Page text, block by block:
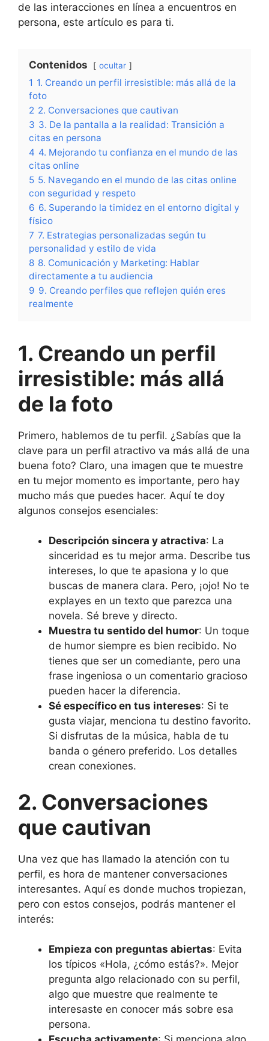
de las interacciones en línea a encuentros en
persona, este artículo es para ti.
Contenidos ocultar
1 1. Creando un perfil irresistible: más allá de la
foto
2 2. Conversaciones que cautivan
3 3. De la pantalla a la realidad: Transición a
citas en persona
4 4. Mejorando tu confianza en el mundo de las
citas online
5 5. Navegando en el mundo de las citas online
con seguridad y respeto
6 6. Superando la timidez en el entorno digital y
físico
7 7. Estrategias personalizadas según tu
personalidad y estilo de vida
8 8. Comunicación y Marketing: Hablar
directamente a tu audiencia
9 9. Creando perfiles que reflejen quién eres
realmente
1. Creando un perfil
irresistible: más allá
de la foto
Primero, hablemos de tu perfil. ¿Sabías que la
clave para un perfil atractivo va más allá de una
buena foto? Claro, una imagen que te muestre
en tu mejor momento es importante, pero hay
mucho más que puedes hacer. Aquí te doy
algunos consejos esenciales:
Descripción sincera y atractiva: La
sinceridad es tu mejor arma. Describe tus
intereses, lo que te apasiona y lo que
buscas de manera clara. Pero, ¡ojo! No te
explayes en un texto que parezca una
novela. Sé breve y directo.
Muestra tu sentido del humor: Un toque
de humor siempre es bien recibido. No
tienes que ser un comediante, pero una
frase ingeniosa o un comentario gracioso
pueden hacer la diferencia.
Sé específico en tus intereses: Si te
gusta viajar, menciona tu destino favorito.
Si disfrutas de la música, habla de tu
banda o género preferido. Los detalles
crean conexiones.
2. Conversaciones
que cautivan
Una vez que has llamado la atención con tu
perfil, es hora de mantener conversaciones
interesantes. Aquí es donde muchos tropiezan,
pero con estos consejos, podrás mantener el
interés:
Empieza con preguntas abiertas: Evita
los típicos «Hola, ¿cómo estás?». Mejor
pregunta algo relacionado con su perfil,
algo que muestre que realmente te
interesaste en conocer más sobre esa
persona.